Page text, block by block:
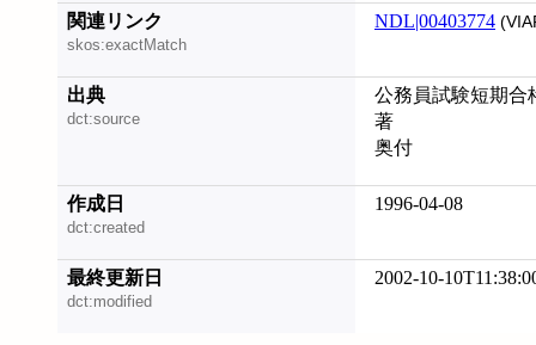
関連リンク
skos:exactMatch
NDL|00403774
出典
dct:source
公務員試験短期合
著
奥付
作成日
dct:created
1996-04-08
最終更新日
dct:modified
2002-10-